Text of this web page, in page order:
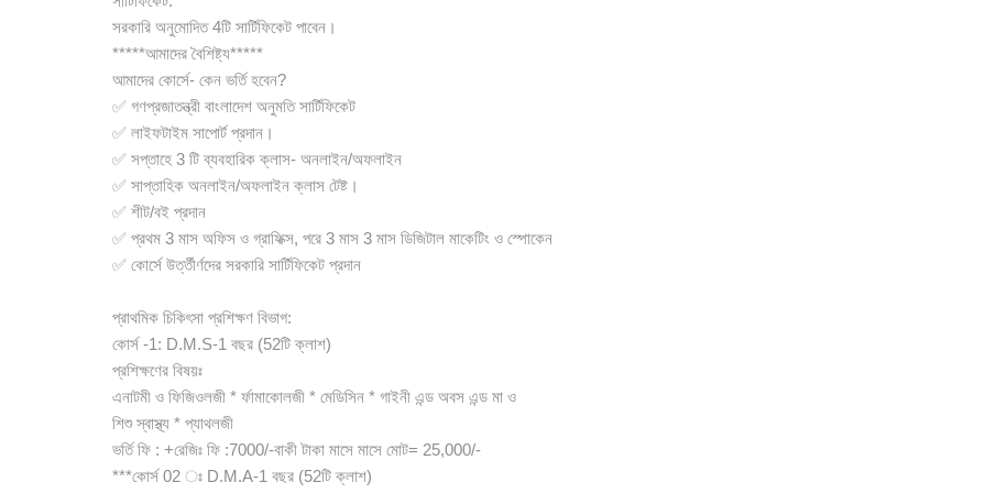
সরকারি অনুমোদিত 4টি সার্টিফিকেট পাবেন।
*****আমাদের বৈশিষ্ট্য*****
আমাদের কোর্সে- কেন ভর্তি হবেন?
✅ গণপ্রজাতন্ত্রী বাংলাদেশ অনুমতি সার্টিফিকেট
✅ লাইফটাইম সাপোর্ট প্রদান।
✅ সপ্তাহে 3 টি ব্যবহারিক ক্লাস- অনলাইন/অফলাইন
✅ সাপ্তাহিক অনলাইন/অফলাইন ক্লাস টেষ্ট।
✅ শীট/বই প্রদান
✅ প্রথম 3 মাস অফিস ও গ্রাফিক্স, পরে 3 মাস 3 মাস ডিজিটাল মাকেটিং ও স্পোকেন
✅ কোর্সে উর্ত্তীর্ণদের সরকারি সার্টিফিকেট প্রদান
প্রাথমিক চিকিৎসা প্রশিক্ষণ বিভাগ:
কোর্স -1: D.M.S-1 বছর (52টি ক্লাশ)
প্রশিক্ষণের বিষয়ঃ
এনাটমী ও ফিজিওলজী * র্ফামাকোলজী * মেডিসিন * গাইনী এন্ড অবস এন্ড মা ও
শিশু স্বাস্থ্য * প্যাথলজী
ভর্তি ফি : +রেজিঃ ফি :7000/-বাকী টাকা মাসে মাসে মোট= 25,000/-
***কোর্স 02 ঃ D.M.A-1 বছর (52টি ক্লাশ)